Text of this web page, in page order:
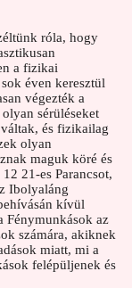
róla, hogy
a fizikai
éven keresztül
végezték a
sérüléseket
és fizikailag
olyan
maguk köré és
21-es Parancsot,
Ibolyaláng
kívül
Fénymunkások az
számára, akiknek
miatt, mi a
felépüljenek és